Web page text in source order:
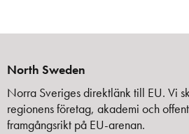
North Sweden
Norra Sveriges direktlänk till EU. Vi
regionens företag, akademi och
framgångsrikt på EU-arenan.